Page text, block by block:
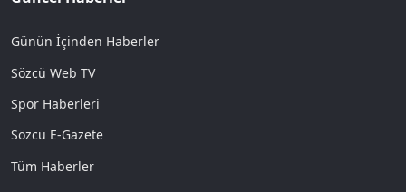
Günün İçinden Haberler
Sözcü Web TV
Spor Haberleri
Sözcü E-Gazete
Tüm Haberler